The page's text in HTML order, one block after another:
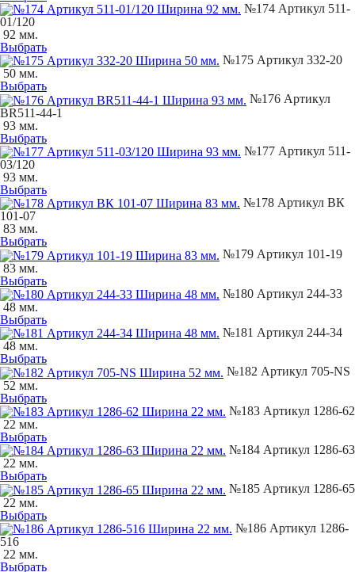
№174 Артикул 511-
01/120
92 мм.
Выбрать
№175 Артикул 332-20
50 мм.
Выбрать
№176 Артикул
ВR511-44-1
93 мм.
Выбрать
№177 Артикул 511-
03/120
93 мм.
Выбрать
№178 Артикул ВК
101-07
83 мм.
Выбрать
№179 Артикул 101-19
83 мм.
Выбрать
№180 Артикул 244-33
48 мм.
Выбрать
№181 Артикул 244-34
48 мм.
Выбрать
№182 Артикул 705-NS
52 мм.
Выбрать
№183 Артикул 1286-62
22 мм.
Выбрать
№184 Артикул 1286-63
22 мм.
Выбрать
№185 Артикул 1286-65
22 мм.
Выбрать
№186 Артикул 1286-
516
22 мм.
Выбрать